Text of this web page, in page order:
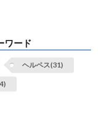
ワード
ヘルペス(31)